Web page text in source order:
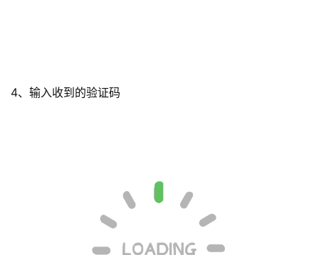
4、输入收到的验证码